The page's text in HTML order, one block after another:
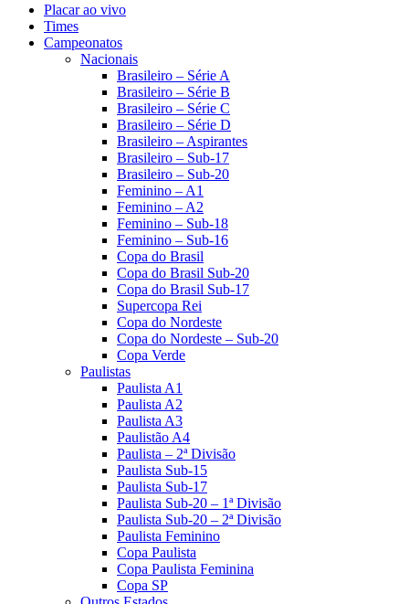
Placar ao vivo
Times
Campeonatos
Nacionais
Brasileiro – Série A
Brasileiro – Série B
Brasileiro – Série C
Brasileiro – Série D
Brasileiro – Aspirantes
Brasileiro – Sub-17
Brasileiro – Sub-20
Feminino – A1
Feminino – A2
Feminino – Sub-18
Feminino – Sub-16
Copa do Brasil
Copa do Brasil Sub-20
Copa do Brasil Sub-17
Supercopa Rei
Copa do Nordeste
Copa do Nordeste – Sub-20
Copa Verde
Paulistas
Paulista A1
Paulista A2
Paulista A3
Paulistão A4
Paulista – 2ª Divisão
Paulista Sub-15
Paulista Sub-17
Paulista Sub-20 – 1ª Divisão
Paulista Sub-20 – 2ª Divisão
Paulista Feminino
Copa Paulista
Copa Paulista Feminina
Copa SP